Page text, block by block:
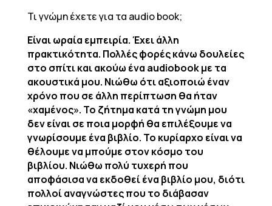
Τι γνώμη έχετε για τα audio book;
Είναι ωραία εμπειρία. Έχει άλλη
πρακτικότητα. Πολλές φορές κάνω δουλείες
στο σπίτι και ακούω ένα audiobook με τα
ακουστικά μου. Νιώθω ότι αξιοποιώ έναν
χρόνο που σε άλλη περίπτωση θα ήταν
«χαμένος». Το ζήτημα κατά τη γνώμη μου
δεν είναι σε ποια μορφή θα επιλέξουμε να
γνωρίσουμε ένα βιβλίο. Το κυρίαρχο είναι να
θέλουμε να μπούμε στον κόσμο του
βιβλίου. Νιώθω πολύ τυχερή που
αποφάσισα να εκδοθεί ένα βιβλίο μου, διότι
πολλοί αναγνώστες που το διάβασαν